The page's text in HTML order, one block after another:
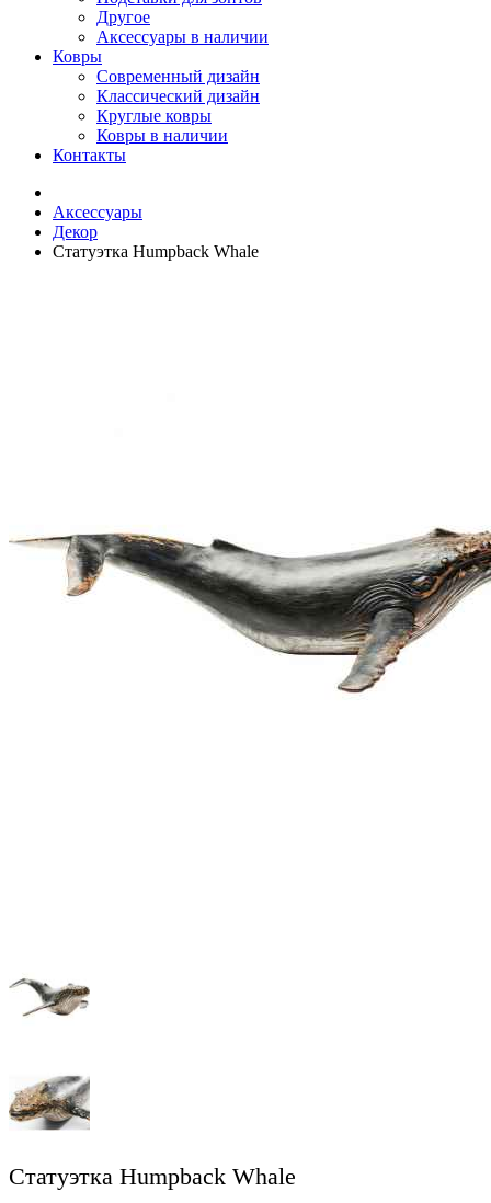
Другое
Аксессуары в наличии
Ковры
Современный дизайн
Классический дизайн
Круглые ковры
Ковры в наличии
Контакты
Аксессуары
Декор
Статуэтка Humpback Whale
Статуэтка Humpback Whale